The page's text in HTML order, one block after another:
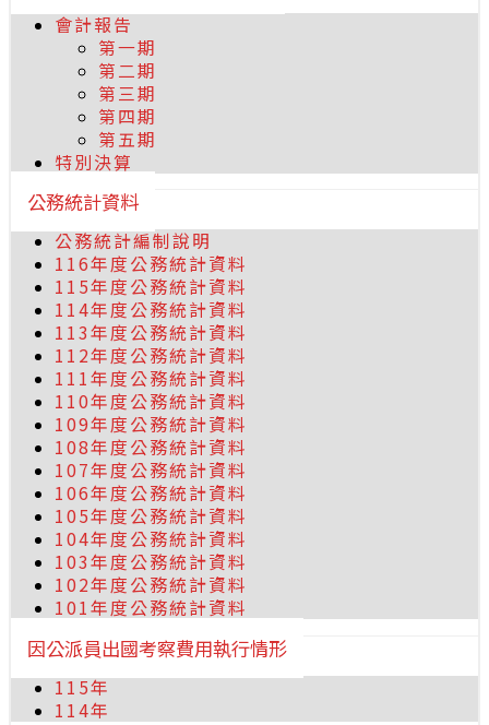
會計報告
第一期
第二期
第三期
第四期
第五期
特別決算
公務統計資料
公務統計編制說明
116年度公務統計資料
115年度公務統計資料
114年度公務統計資料
113年度公務統計資料
112年度公務統計資料
111年度公務統計資料
110年度公務統計資料
109年度公務統計資料
108年度公務統計資料
107年度公務統計資料
106年度公務統計資料
105年度公務統計資料
104年度公務統計資料
103年度公務統計資料
102年度公務統計資料
101年度公務統計資料
因公派員出國考察費用執行情形
115年
114年